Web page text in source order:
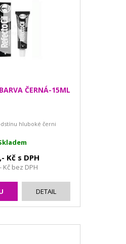
ČERNÁ-15ML
hluboké černi
Kč s DPH
Kč bez DPH
DETAIL